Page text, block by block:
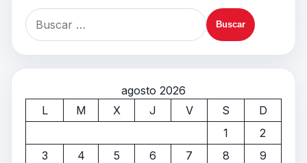
agosto 2026
L
M X J V S
D
1
2
3
4 5 6 7 8
9